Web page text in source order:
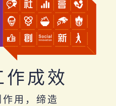
作成效
用，缔造